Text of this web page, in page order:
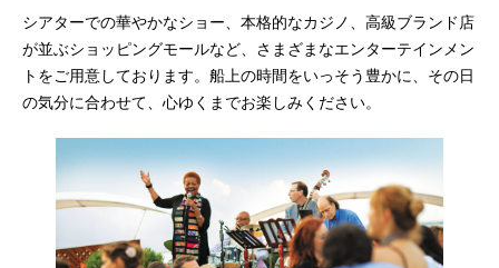
シアターでの華やかなショー、本格的なカジノ、高級ブランド店
が並ぶショッピングモールなど、さまざまなエンターテインメン
トをご用意しております。船上の時間をいっそう豊かに、その日
の気分に合わせて、心ゆくまでお楽しみください。